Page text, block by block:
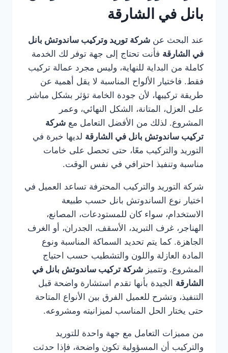
بانل في الشارقة
عند البحث عن شركة توريد وتركيب ساندوتش بانل
في الشارقة فأنت تحتاج إلى جهة توفر لك الخدمة
كاملة من البداية للنهاية، وليس مجرد عمالة تركيب
فقط. فاختيار الألواح المناسبة لا يقل أهمية عن
طريقة تركيبها، لأن جودة الخامة تؤثر بشكل مباشر
على العزل، المتانة، الشكل النهائي، وعمر
المشروع. لذلك من الأفضل التعامل مع شركة
تركيب ساندوتش بانل في الشارقة لديها خبرة في
التوريد والتركيب معًا، حتى تحصل على خامات
مناسبة وتنفيذ احترافي في نفس الوقت.
شركة التوريد والتركيب المحترفة تساعد العميل في
اختيار نوع الساندوتش بانل حسب طبيعة
الاستخدام، سواء كان للمستودعات، المصانع،
الهناجر، غرف التبريد، الأسقف، الجدران، أو الغرف
الجاهزة. كما يتم تحديد السماكة المناسبة ونوع
المادة العازلة واللون والتشطيب حسب احتياج
المشروع. وتتميز شركة تركيب ساندوتش بانل في
الشارقة الجيدة بأنها تقدم استشارة واضحة قبل
التنفيذ، وتشرح للعميل الفرق بين الأنواع المتاحة
حتى يختار الحل المناسب لميزانيته ومشروعه.
من مميزات التعامل مع جهة واحدة للتوريد
والتركيب أن المسؤولية تكون واضحة، فإذا حدثت